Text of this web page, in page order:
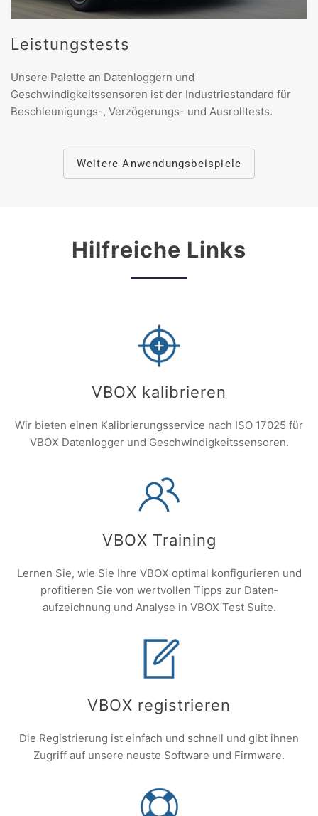
Leistungstests
Unsere Palette an Datenloggern und
Geschwindigkeitssensoren ist der Industriestandard für
Beschleunigungs-, Verzögerungs- und Ausrolltests.
Weitere Anwendungsbeispiele
Hilfreiche Links
VBOX kalibrieren
Wir bieten einen Kalibrierungsservice nach ISO 17025 für
VBOX Datenlogger und Geschwindigkeitssensoren.
VBOX Training
Lernen Sie, wie Sie Ihre VBOX optimal konfigurieren und
profitieren Sie von wertvollen Tipps zur Daten­
aufzeichnung und Analyse in VBOX Test Suite.
VBOX registrieren
Die Registrierung ist einfach und schnell und gibt ihnen
Zugriff auf unsere neuste Software und Firmware.